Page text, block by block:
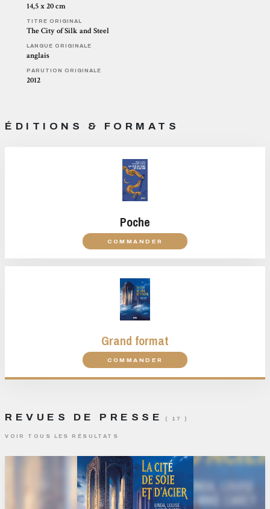
14,5 x 20 cm
TITRE ORIGINAL
The City of Silk and Steel
LANGUE ORIGINALE
anglais
PARUTION ORIGINALE
2012
ÉDITIONS & FORMATS
Poche
COMMANDER
Grand format
COMMANDER
REVUES DE PRESSE ( 17 )
VOIR TOUS LES RÉSULTATS